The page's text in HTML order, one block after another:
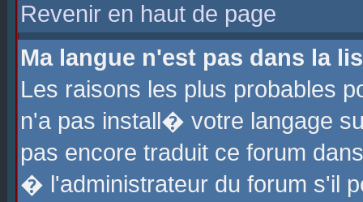
Revenir en haut de page
Ma langue n'est pas dans la
Les raisons les plus probables
n'a pas install� votre langage
pas encore traduit ce forum
� l'administrateur du forum s'il